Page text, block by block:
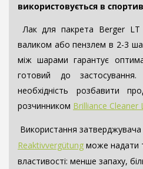
використовується в
Лак для пакрета Berger LT
валиком або пензлем в 2-3
між шарами гарантує
готовий до
необхідність розбавити
розчинником Brilliance Cleaner
Використання затверджувача
Reaktivvergütung може надати
властивості: менше запаху,